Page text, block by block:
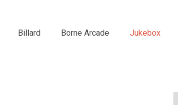
Billard Borne Arcade Jukebox